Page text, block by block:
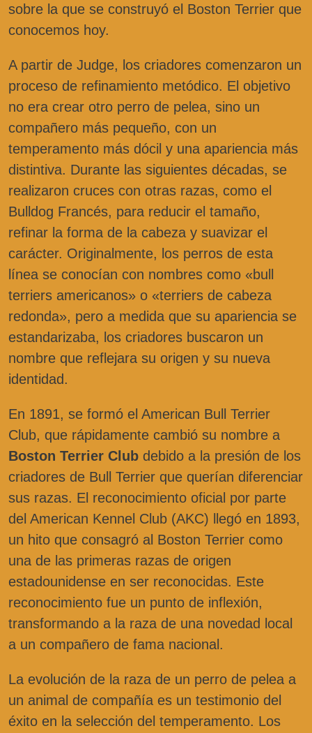
sobre la que se construyó el Boston Terrier que
conocemos hoy.
A partir de Judge, los criadores comenzaron un
proceso de refinamiento metódico. El objetivo
no era crear otro perro de pelea, sino un
compañero más pequeño, con un
temperamento más dócil y una apariencia más
distintiva. Durante las siguientes décadas, se
realizaron cruces con otras razas, como el
Bulldog Francés, para reducir el tamaño,
refinar la forma de la cabeza y suavizar el
carácter. Originalmente, los perros de esta
línea se conocían con nombres como «bull
terriers americanos» o «terriers de cabeza
redonda», pero a medida que su apariencia se
estandarizaba, los criadores buscaron un
nombre que reflejara su origen y su nueva
identidad.
En 1891, se formó el American Bull Terrier
Club, que rápidamente cambió su nombre a
Boston Terrier Club debido a la presión de los
criadores de Bull Terrier que querían diferenciar
sus razas. El reconocimiento oficial por parte
del American Kennel Club (AKC) llegó en 1893,
un hito que consagró al Boston Terrier como
una de las primeras razas de origen
estadounidense en ser reconocidas. Este
reconocimiento fue un punto de inflexión,
transformando a la raza de una novedad local
a un compañero de fama nacional.
La evolución de la raza de un perro de pelea a
un animal de compañía es un testimonio del
éxito en la selección del temperamento. Los